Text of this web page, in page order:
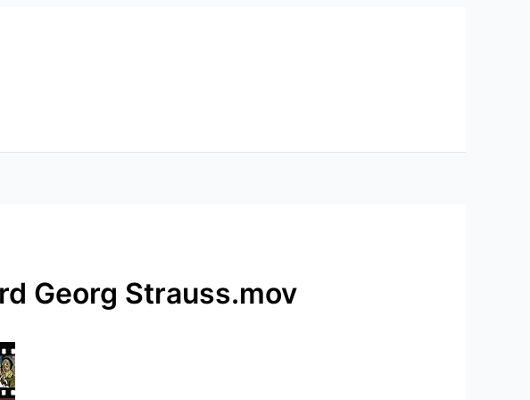
Georg Strauss.mov